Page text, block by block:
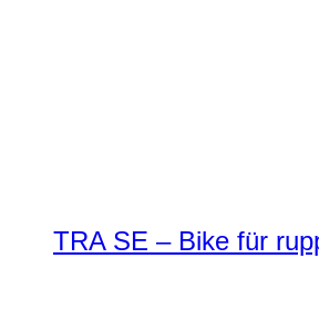
TRA SE – Bike für